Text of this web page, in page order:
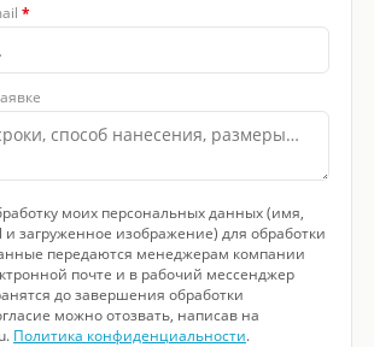
*
моих персональных данных (имя,
загруженное изображение) для обработки
передаются менеджерам компании
почте и в рабочий мессенджер
до завершения обработки
можно отозвать, написав на
Политика конфиденциальности.